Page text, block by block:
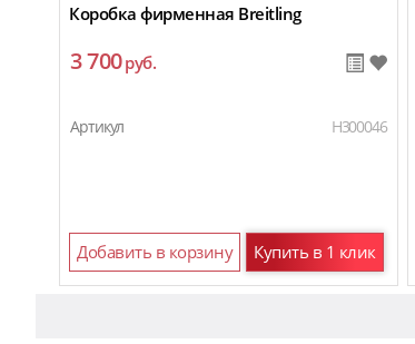
Коробка фирменная Breitling
3 700руб.
Артикул H300046
Добавить в корзину Купить в 1 клик